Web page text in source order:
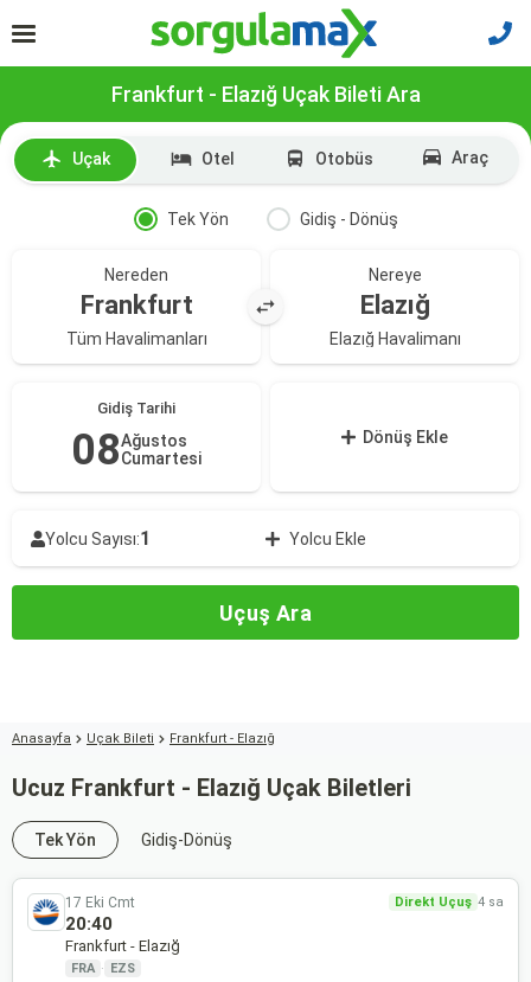
Frankfurt - Elazığ Uçak Bileti Ara
Uçak Otel Otobüs Araç
Tek Yön Gidiş - Dönüş
Nereden
Frankfurt
Tüm Havalimanları
Nereye
Elazığ
Elazığ Havalimanı
Gidiş Tarihi
08Ağustos
Cumartesi
Dönüş Ekle
Yolcu Sayısı:1 Yolcu Ekle
Uçuş Ara
Anasayfa Uçak Bileti Frankfurt - Elazığ
Ucuz Frankfurt - Elazığ Uçak Biletleri
Tek Yön Gidiş-Dönüş
17 Eki Cmt Direkt Uçuş 4 sa
20:40
Frankfurt - Elazığ
FRA · EZS